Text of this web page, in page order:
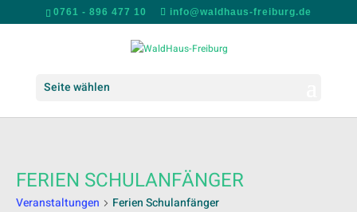
0761 - 896 477 10 info@waldhaus-freiburg.de
Seite wählen
FERIEN SCHULANFÄNGER
Veranstaltungen Ferien Schulanfänger